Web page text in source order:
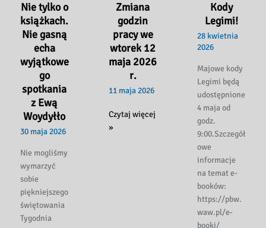
Nie tylko o
książkach.
Nie gasną
echa
wyjątkowe
go
spotkania
z Ewą
Woydyłło
30 maja 2026
Nie mogliśmy
wymarzyć
sobie
piękniejszego
świętowania
Tygodnia
Zmiana
godzin
pracy we
wtorek 12
maja 2026
r.
11 maja 2026
Zmiana
godzin
Czytaj więcej
»
Kody
Legimi!
28 kwietnia
2026
Majowe kody
Legimi będą
udostępnione
4 maja od
godz.
9:00.Szczegół
owe
informacje
na temat e-
booków:
https://pbw.
waw.pl/e-
booki/